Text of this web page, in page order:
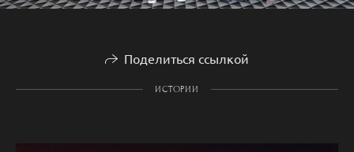
Поделиться ссылкой
ИСТОРИИ